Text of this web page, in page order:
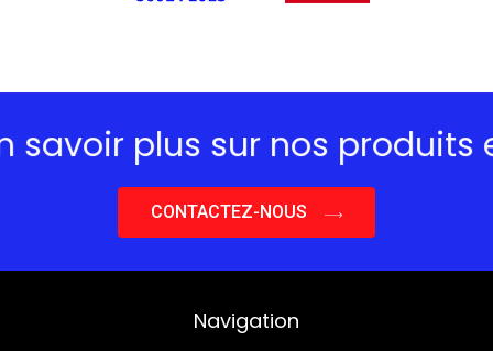
sur nos produits et
CONTACTEZ-NOUS
Navigation